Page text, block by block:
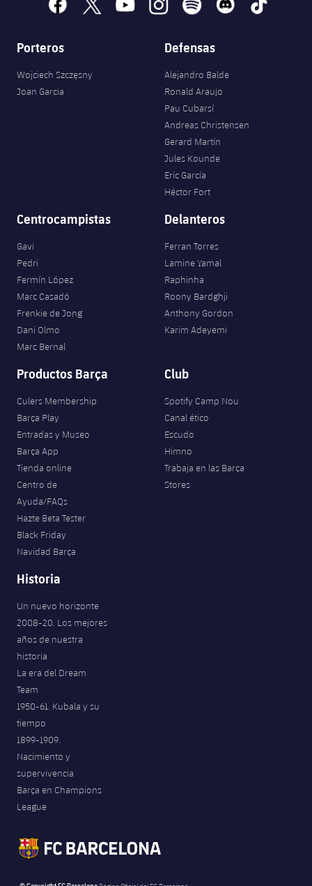
Porteros
Wojciech Szczęsny
Joan Garcia
Defensas
Alejandro Balde
Ronald Araujo
Pau Cubarsí
Andreas Christensen
Gerard Martín
Jules Kounde
Eric García
Héctor Fort
Centrocampistas
Gavi
Pedri
Fermín López
Marc Casadó
Frenkie de Jong
Dani Olmo
Marc Bernal
Delanteros
Ferran Torres
Lamine Yamal
Raphinha
Roony Bardghji
Anthony Gordon
Karim Adeyemi
Productos Barça
Culers Membership
Barça Play
Entradas y Museo
Barça App
Tienda online
Centro de
Ayuda/FAQs
Hazte Beta Tester
Black Friday
Navidad Barça
Club
Spotify Camp Nou
Canal ético
Escudo
Himno
Trabaja en las Barça
Stores
Historia
Un nuevo horizonte
2008-20. Los mejores
años de nuestra
historia
La era del Dream
Team
1950-61. Kubala y su
tiempo
1899-1909.
Nacimiento y
supervivencia
Barça en Champions
League